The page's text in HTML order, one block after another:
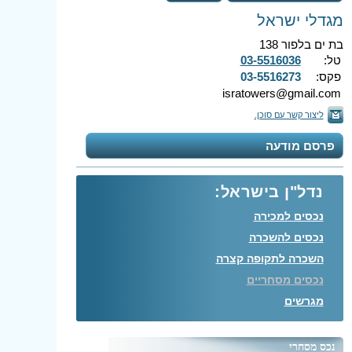
מגדלי ישראל
בת ים בלפור 138
טל:
03-5516036
פקס:
03-5516273
isratowers@gmail.com
ליצור קשר עם סוכן.
פרסם מודעה
נדל"ן בישראל:
נכסים למכירה
נכסים להשכרה
השכרה לתקופה קצרה
נכסים מסחריים
מגרשים
נכס מסחרי